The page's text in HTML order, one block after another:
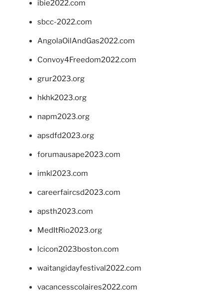
ibie2022.com
sbcc-2022.com
AngolaOilAndGas2022.com
Convoy4Freedom2022.com
grur2023.org
hkhk2023.org
napm2023.org
apsdfd2023.org
forumausape2023.com
imkl2023.com
careerfaircsd2023.com
apsth2023.com
MedItRio2023.org
lcicon2023boston.com
waitangidayfestival2022.com
vacancesscolaires2022.com